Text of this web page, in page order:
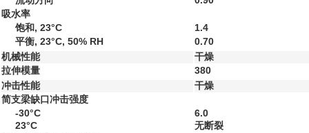
吸水率
饱和, 23°C
1.4
平衡, 23°C, 50% RH
0.70
机械性能
干燥
拉伸模量
380
冲击性能
干燥
简支梁缺口冲击强度
-30°C
6.0
23°C
无断裂